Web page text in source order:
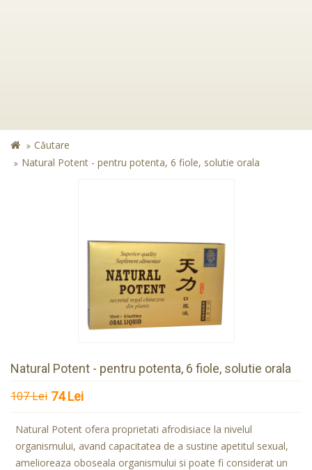
Căutare
Natural Potent - pentru potenta, 6 fiole, solutie orala
Natural Potent - pentru potenta, 6 fiole, solutie orala
107 Lei 74 Lei
Natural Potent ofera proprietati afrodisiace la nivelul
organismului, avand capacitatea de a sustine apetitul sexual,
amelioreaza oboseala organismului si poate fi considerat un